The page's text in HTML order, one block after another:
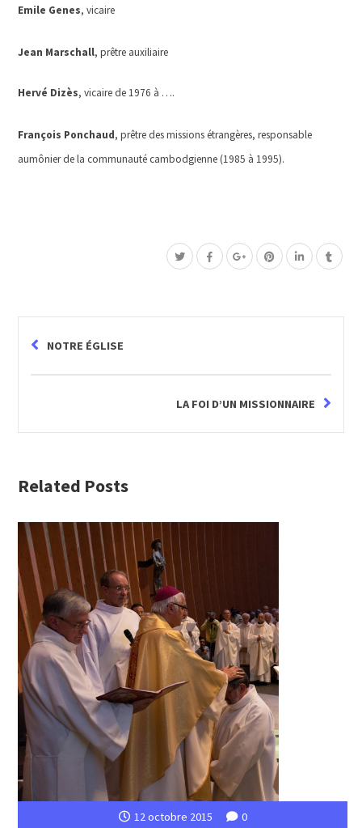
Emile Genes, vicaire
Jean Marschall, prêtre auxiliaire
Hervé Dizès, vicaire de 1976 à ….
François Ponchaud, prêtre des missions étrangères, responsable
aumônier de la communauté cambodgienne (1985 à 1995).
NOTRE ÉGLISE
LA FOI D’UN MISSIONNAIRE
Related Posts
12 octobre 2015 0